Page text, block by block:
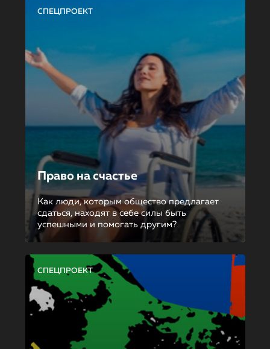
СПЕЦПРОЕКТ
Право на счастье
Как люди, которым общество предлагает
сдаться, находят в себе силы быть
успешными и помогать другим?
СПЕЦПРОЕКТ